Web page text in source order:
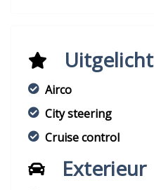
Uitgelicht
Airco
City steering
Cruise control
Exterieur